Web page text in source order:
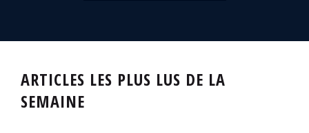
ARTICLES LES PLUS LUS DE LA
SEMAINE